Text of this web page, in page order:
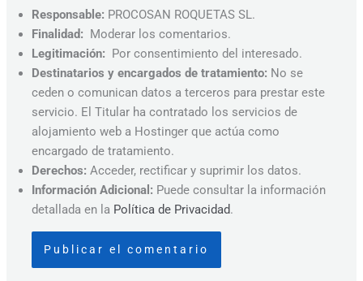
Responsable: PROCOSAN ROQUETAS SL.
Finalidad: Moderar los comentarios.
Legitimación: Por consentimiento del interesado.
Destinatarios y encargados de tratamiento: No se
ceden o comunican datos a terceros para prestar este
servicio. El Titular ha contratado los servicios de
alojamiento web a Hostinger que actúa como
encargado de tratamiento.
Derechos: Acceder, rectificar y suprimir los datos.
Información Adicional: Puede consultar la información
detallada en la Política de Privacidad.